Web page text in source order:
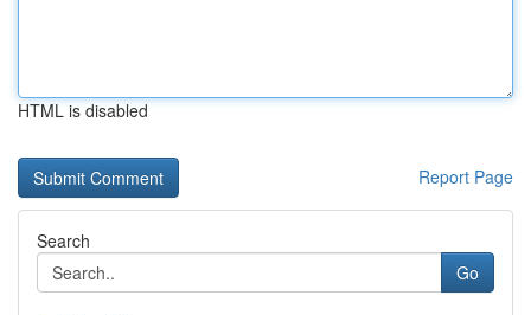
HTML is disabled
Report Page
Search
Go